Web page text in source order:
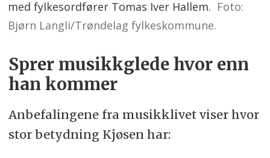
med fylkesordfører Tomas Iver Hallem. Foto:
Bjørn Langli/Trøndelag fylkeskommune.
Sprer musikkglede hvor enn
han kommer
Anbefalingene fra musikklivet viser hvor
stor betydning Kjøsen har: